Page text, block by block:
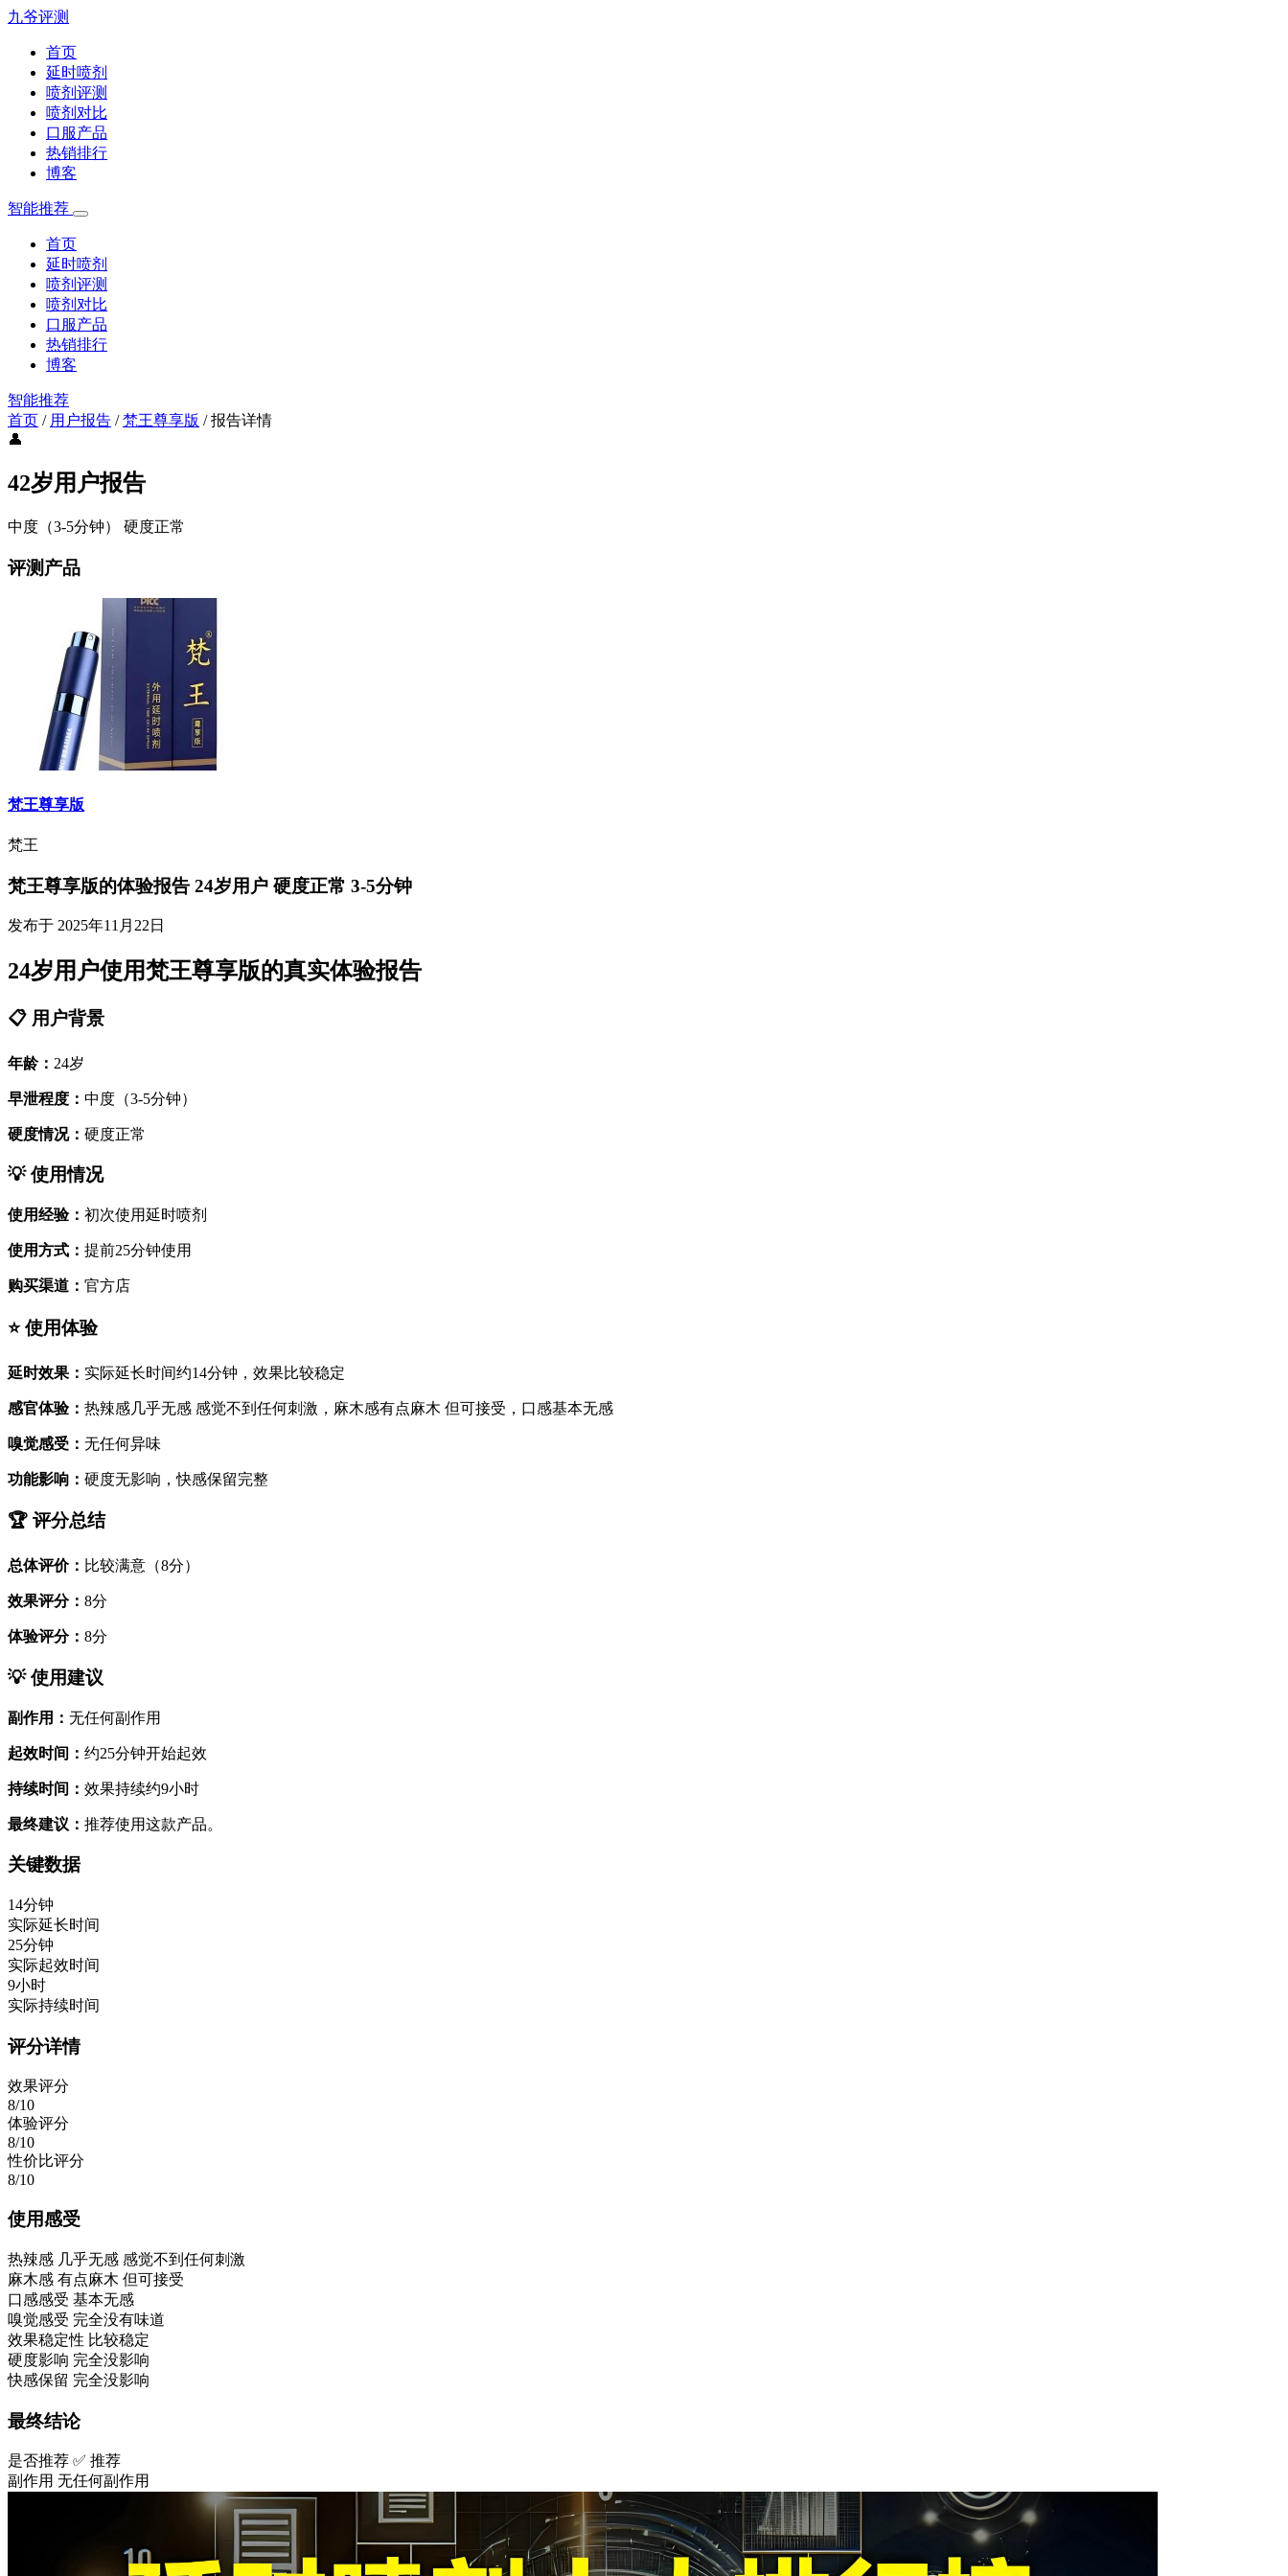
九爷评测
首页
延时喷剂
喷剂评测
喷剂对比
口服产品
热销排行
博客
智能推荐
首页
延时喷剂
喷剂评测
喷剂对比
口服产品
热销排行
博客
智能推荐
首页 / 用户报告 /梵王尊享版 /报告详情
👤
42岁用户报告
中度（3-5分钟） 硬度正常
评测产品
梵王尊享版
梵王
梵王尊享版的体验报告 24岁用户 硬度正常 3-5分钟
发布于 2025年11月22日
24岁用户使用梵王尊享版的真实体验报告
📋 用户背景
年龄： 24岁
早泄程度： 中度（3-5分钟）
硬度情况： 硬度正常
💡 使用情况
使用经验： 初次使用延时喷剂
使用方式： 提前25分钟使用
购买渠道： 官方店
⭐ 使用体验
延时效果： 实际延长时间约14分钟，效果比较稳定
感官体验： 热辣感几乎无感 感觉不到任何刺激，麻木感有点麻木 但可接受，口感基本无感
嗅觉感受： 无任何异味
功能影响： 硬度无影响，快感保留完整
🏆 评分总结
总体评价： 比较满意（8分）
效果评分： 8分
体验评分： 8分
💡 使用建议
副作用： 无任何副作用
起效时间： 约25分钟开始起效
持续时间： 效果持续约9小时
最终建议： 推荐使用这款产品。
关键数据
14分钟
实际延长时间
25分钟
实际起效时间
9小时
实际持续时间
评分详情
效果评分
8/10
体验评分
8/10
性价比评分
8/10
使用感受
热辣感 几乎无感 感觉不到任何刺激
麻木感 有点麻木 但可接受
口感感受 基本无感
嗅觉感受 完全没有味道
效果稳定性 比较稳定
硬度影响 完全没影响
快感保留 完全没影响
最终结论
是否推荐 ✅ 推荐
副作用 无任何副作用